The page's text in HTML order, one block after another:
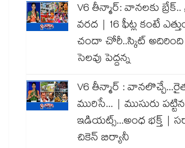
V6 తీన్మార్: వానలకు బ్రేక్..
వరద | 16 ఫీట్ల కంటే
చందా చోరీ..స్కిట్
సెలవు పెద్దన్న
V6 తీన్మార్ :
మురిసే... | ముసురు
ఇడియట్స్...అంధ భక్త్ |
చికెన్ బిర్యానీ